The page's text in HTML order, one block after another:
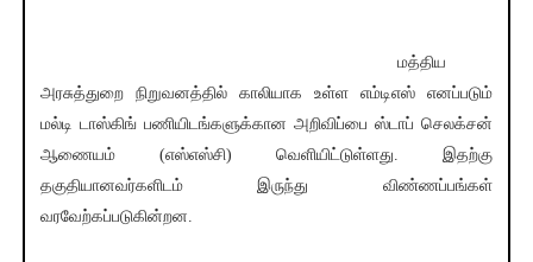
மத்திய
அரசுத்துறை நிறுவனத்தில் காலியாக உள்ள எம்டிஎஸ் எனப்படும்
மல்டி டாஸ்கிங் பணியிடங்களுக்கான அறிவிப்பை ஸ்டாப் செலக்சன்
ஆணையம் (எஸ்எஸ்சி) வெளியிட்டுள்ளது. இதற்கு
தகுதியானவர்களிடம் இருந்து விண்ணப்பங்கள்
வரவேற்கப்படுகின்றன.